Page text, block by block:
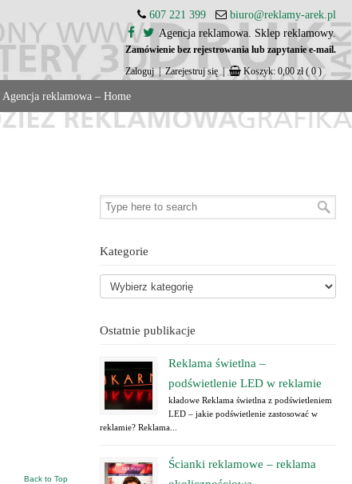
607 221 399
biuro@reklamy-arek.pl
Agencja reklamowa. Sklep reklamowy.
Zamówienie bez rejestrowania lub zapytanie e-mail.
Zaloguj | Zarejestruj się | Koszyk: 0,00zł ( 0 )
Agencja reklamowa – Home
Back to Top
Kategorie
Ostatnie publikacje
Reklama świetlna –
podświetlenie LED w reklamie
kładowe Reklama świetlna z podświetleniem
LED – jakie podświetlenie zastosować w
reklamie? Reklama...
Ścianki reklamowe – reklama